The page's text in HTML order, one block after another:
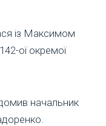
із Максимом
ої окремої
начальник